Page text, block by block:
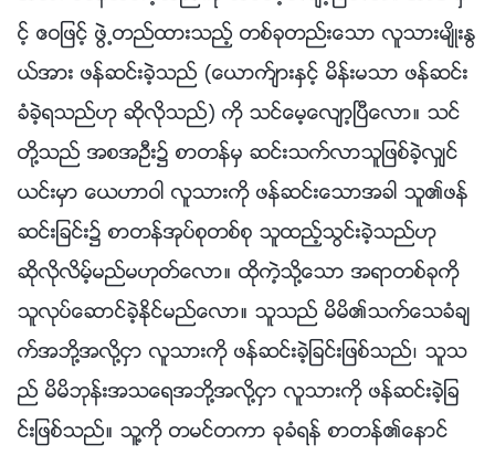
င့္ ဧဝျဖင့္ ဖြဲ႕တည္ထားသည့္ တစ္ခုတည္းေသာ လူသားမ်ိဳးႏြ
ယ္အား ဖန္ဆင္းခဲ့သည္ (ေယာက္်ားႏွင့္ မိန္းမသာ ဖန္ဆင္း
ခံခဲ့ရသည္ဟု ဆိုလိုသည္) ကို သင္ေမ့ေလ်ာ့ၿပီေလာ။ သင္
တို႔သည္ အစအဦး၌ စာတန္မွ ဆင္းသက္လာသူျဖစ္ခဲ့လွ်င္
ယင္းမွာ ေယဟာဝါ လူသားကို ဖန္ဆင္းေသာအခါ သူ၏ဖန္
ဆင္းျခင္း၌ စာတန္အုပ္စုတစ္စု သူထည့္သြင္းခဲ့သည္ဟု
ဆိုလိုလိမ့္မည္မဟုတ္ေလာ။ ထိုကဲ့သို႔ေသာ အရာတစ္ခုကို
သူလုပ္ေဆာင္ခဲ့ႏိုင္မည္ေလာ။ သူသည္ မိမိ၏သက္ေသခံခ်
က္အဘို႔အလို႔ငွာ လူသားကို ဖန္ဆင္းခဲ့ျခင္းျဖစ္သည္၊ သူသ
ည္ မိမိဘုန္းအသေရအဘို႔အလို႔ငွာ လူသားကို ဖန္ဆင္းခဲ့ျခ
င္းျဖစ္သည္။ သူ႔ကို တမင္တကာ ခုခံရန္ စာတန္၏ေနာင္